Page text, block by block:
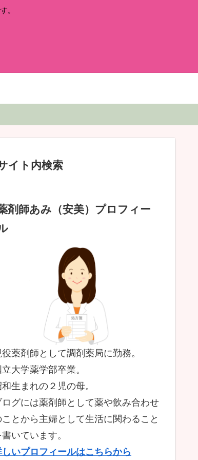
。
イト内検索
剤師あみ（安美）プロフィー
薬剤師として調剤薬局に勤務。
立大学薬学部卒業。
和生まれの２児の母。
ログには薬剤師として薬や飲み合わせ
ことから主婦として生活に関わること
書いています。
しいプロフィールはこちらから